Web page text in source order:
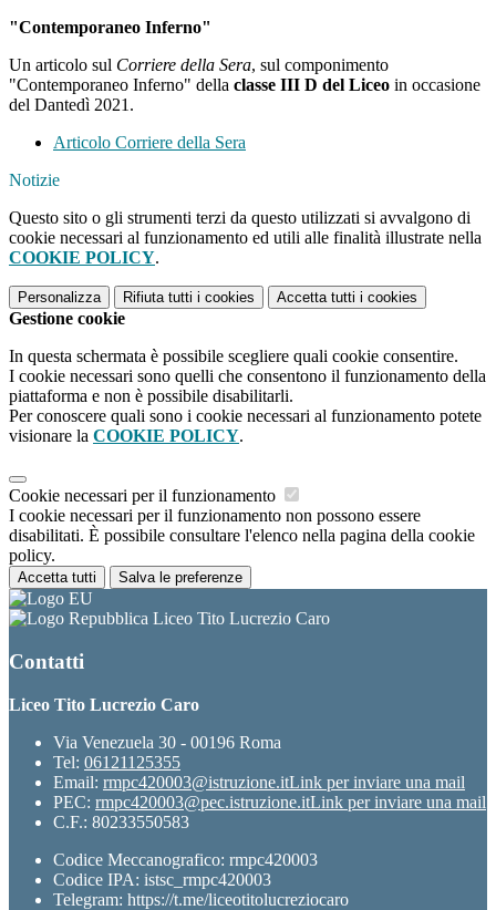
"Contemporaneo Inferno"
Un articolo sul Corriere della Sera, sul componimento
"Contemporaneo Inferno" della classe III D del Liceo in occasione
del Dantedì 2021.
Articolo Corriere della Sera
Notizie
Questo sito o gli strumenti terzi da questo utilizzati si avvalgono di
cookie necessari al funzionamento ed utili alle finalità illustrate nella
COOKIE POLICY.
Personalizza Rifiuta tutti i cookies Accetta tutti i cookies
Gestione cookie
In questa schermata è possibile scegliere quali cookie consentire.
I cookie necessari sono quelli che consentono il funzionamento della
piattaforma e non è possibile disabilitarli.
Per conoscere quali sono i cookie necessari al funzionamento potete
visionare la COOKIE POLICY.
Cookie necessari per il funzionamento
I cookie necessari per il funzionamento non possono essere
disabilitati. È possibile consultare l'elenco nella pagina della cookie
policy.
Accetta tutti Salva le preferenze
Liceo Tito Lucrezio Caro
Contatti
Liceo Tito Lucrezio Caro
Via Venezuela 30 - 00196 Roma
Tel: 06121125355
Email: rmpc420003@istruzione.itLink per inviare una mail
PEC: rmpc420003@pec.istruzione.itLink per inviare una mail
C.F.: 80233550583
Codice Meccanografico: rmpc420003
Codice IPA: istsc_rmpc420003
Telegram: https://t.me/liceotitolucreziocaro